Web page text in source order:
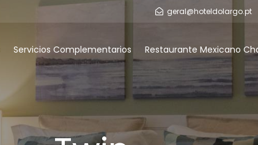
geral@hoteldolargo.pt
Servicios Complementarios Restaurante Mexicano